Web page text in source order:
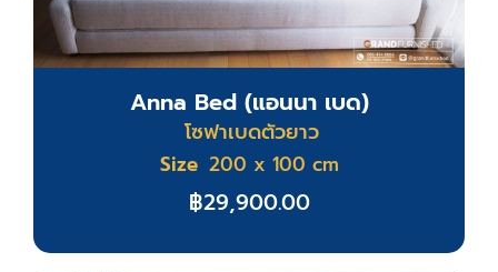
Anna Bed (แอนนา เบด)
โซฟาเบดตัวยาว
Size 200 x 100 cm
฿29,900.00